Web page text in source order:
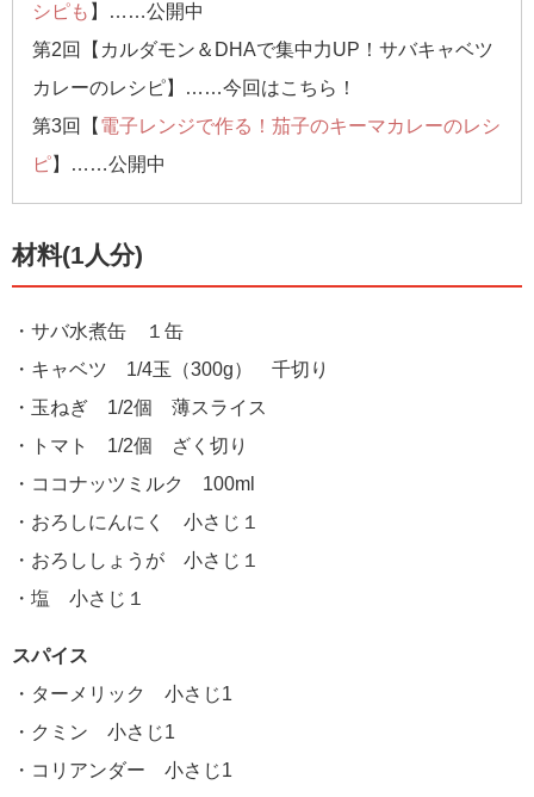
シピも 】……公開中
第2回【カルダモン＆DHAで集中力UP！サバキャベツ
カレーのレシピ】……今回はこちら！
第3回【 電子レンジで作る！茄子のキーマカレーのレシ
ピ】……公開中
材料(1人分)
・サバ水煮缶 １缶
・キャベツ 1/4玉（300g） 千切り
・玉ねぎ 1/2個 薄スライス
・トマト 1/2個 ざく切り
・ココナッツミルク 100ml
・おろしにんにく 小さじ１
・おろししょうが 小さじ１
・塩 小さじ１
スパイス
・ターメリック 小さじ1
・クミン 小さじ1
・コリアンダー 小さじ1